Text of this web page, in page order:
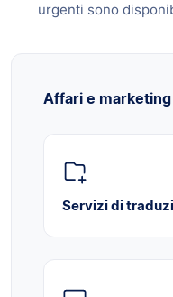
urgenti sono
Affari e marketing
Servizi di